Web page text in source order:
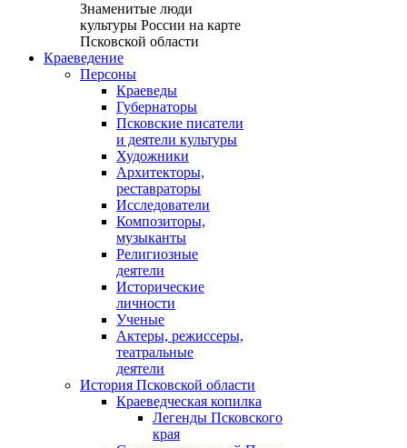
Знаменитые люди
культуры России на карте
Псковской области
Краеведение
Персоны
Краеведы
Губернаторы
Псковские писатели
и деятели культуры
Художники
Архитекторы,
реставраторы
Исследователи
Композиторы,
музыканты
Религиозные
деятели
Исторические
личности
Ученые
Актеры, режиссеры,
театральные
деятели
История Псковской области
Краеведческая копилка
Легенды Псковского
края